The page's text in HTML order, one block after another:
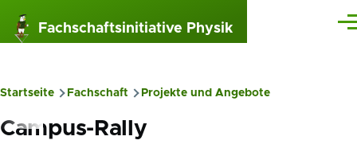
Fachschaftsinitiative Physik
Startseite Fachschaft Projekte und Angebote
Campus-Rally